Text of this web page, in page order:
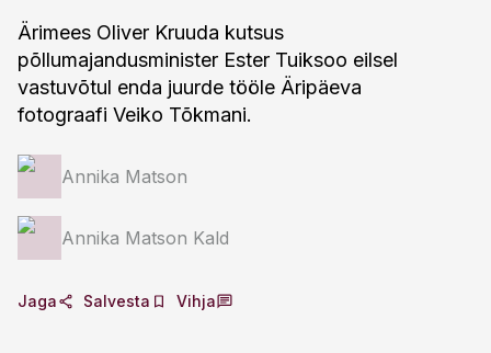
Ärimees Oliver Kruuda kutsus
põllumajandusminister Ester Tuiksoo eilsel
vastuvõtul enda juurde tööle Äripäeva
fotograafi Veiko Tõkmani.
Annika Matson
Annika Matson Kald
Jaga Salvesta Vihja